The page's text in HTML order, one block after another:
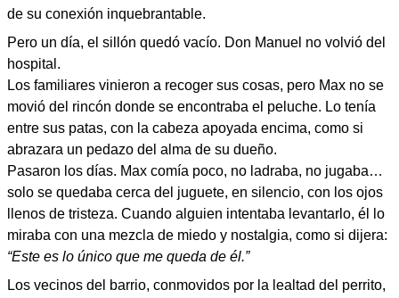
de su conexión inquebrantable.
Pero un día, el sillón quedó vacío. Don Manuel no volvió del
hospital.
Los familiares vinieron a recoger sus cosas, pero Max no se
movió del rincón donde se encontraba el peluche. Lo tenía
entre sus patas, con la cabeza apoyada encima, como si
abrazara un pedazo del alma de su dueño.
Pasaron los días. Max comía poco, no ladraba, no jugaba…
solo se quedaba cerca del juguete, en silencio, con los ojos
llenos de tristeza. Cuando alguien intentaba levantarlo, él lo
miraba con una mezcla de miedo y nostalgia, como si dijera:
“Este es lo único que me queda de él.”
Los vecinos del barrio, conmovidos por la lealtad del perrito,